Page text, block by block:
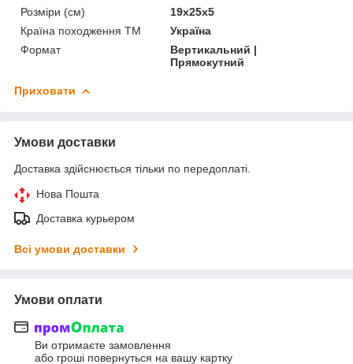
Розміри (см)
19х25х5
Країна походження ТМ
Україна
Формат
Вертикальний |
Прямокутний
Приховати
Умови доставки
Доставка здійснюється тільки по передоплаті.
Нова Пошта
Доставка курьером
Всі умови доставки
Умови оплати
Ви отримаєте замовлення
або гроші повернуться на вашу картку